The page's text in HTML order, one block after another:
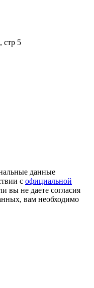
стр 5
данные
с официальной
вы не даете согласия
вам необходимо